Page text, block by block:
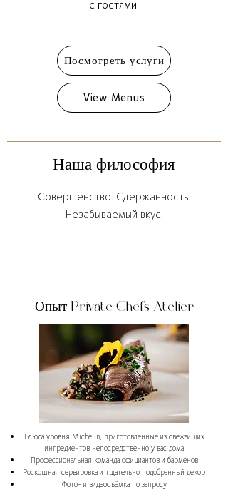
с гостями.
Посмотреть услуги
View Menus
Наша философия
Совершенство. Сдержанность.
Незабываемый вкус.
Опыт Private Chefs Atelier
Блюда уровня Michelin, приготовленные из свежайших
ингредиентов непосредственно у вас дома
Профессиональная команда официантов и барменов
Роскошная сервировка и тщательно подобранный декор
Фото- и видеосъёмка по запросу